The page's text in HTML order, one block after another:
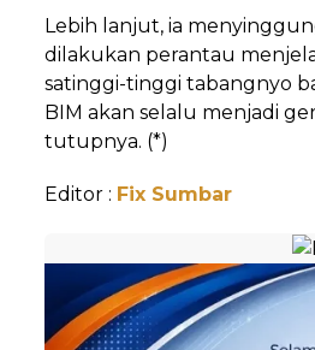
Lebih lanjut, ia
dilakukan perantau
satinggi-tinggi tabangnyo
BIM akan selalu menjadi
tutupnya. (*)
Editor : Fix Sumbar